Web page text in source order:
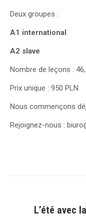
Deux groupes :
A1 international
A2 slave
Nombre de leçons :
Prix unique : 950 PLN
Nous commençons
Rejoignez-nous :
L’été avec